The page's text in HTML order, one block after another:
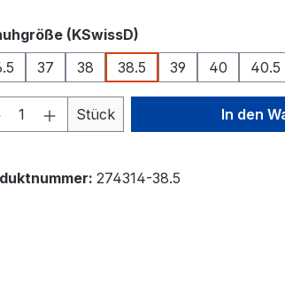
(KSwissD)
37 38 38.5 39 40 40.5
Anzahl: Gib den
Stück In den
274314-38.5